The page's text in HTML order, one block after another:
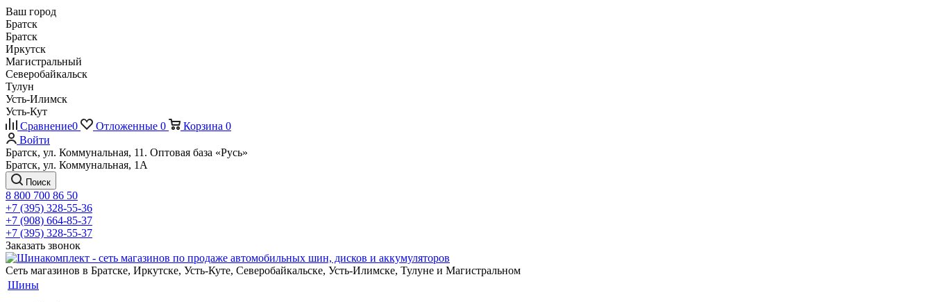
Ваш город
Братск
Братск
Иркутск
Магистральный
Северобайкальск
Тулун
Усть-Илимск
Усть-Кут
Сравнение0 Отложенные 0 Корзина 0
Войти
Братск, ул. Коммунальная, 11. Оптовая база «Русь»
Братск, ул. Коммунальная, 1А
Поиск
8 800 700 86 50
+7 (395) 328-55-36
+7 (908) 664-85-37
+7 (395) 328-55-37
Заказать звонок
Сеть магазинов в Братске, Иркутске, Усть-Куте, Северобайкальске, Усть-Илимске, Тулуне и Магистральном
Шины